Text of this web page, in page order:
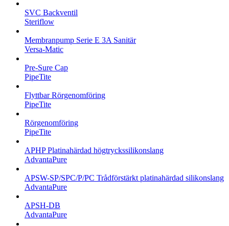
SVC Backventil
Steriflow
Membranpump Serie E 3A Sanitär
Versa-Matic
Pre-Sure Cap
PipeTite
Flyttbar Rörgenomföring
PipeTite
Rörgenomföring
PipeTite
APHP Platinahärdad högtryckssilikonslang
AdvantaPure
APSW-SP/SPC/P/PC Trådförstärkt platinahärdad silikonslang
AdvantaPure
APSH-DB
AdvantaPure